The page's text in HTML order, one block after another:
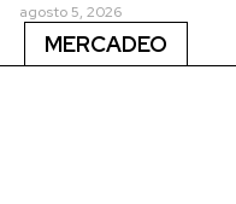
agosto 5, 2026
MERCADEO